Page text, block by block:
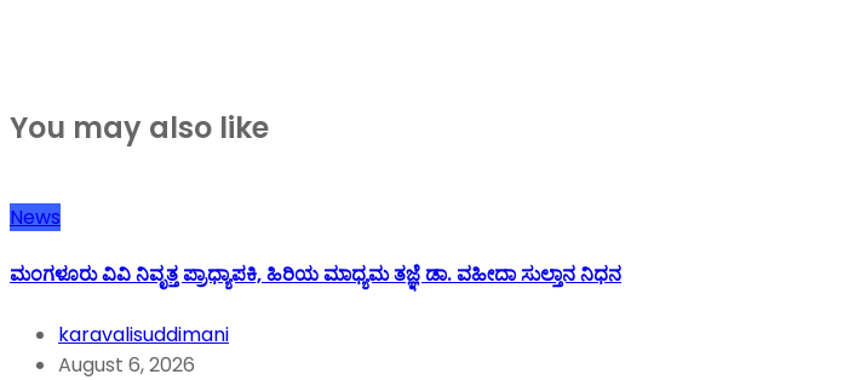
You may also like
News
ಮಂಗಳೂರು ವಿವಿ ನಿವೃತ್ತ ಪ್ರಾಧ್ಯಾಪಕಿ, ಹಿರಿಯ ಮಾಧ್ಯಮ ತಜ್ಞೆ ಡಾ. ವಹೀದಾ ಸುಲ್ತಾನ ನಿಧನ
karavalisuddimani
August 6, 2026